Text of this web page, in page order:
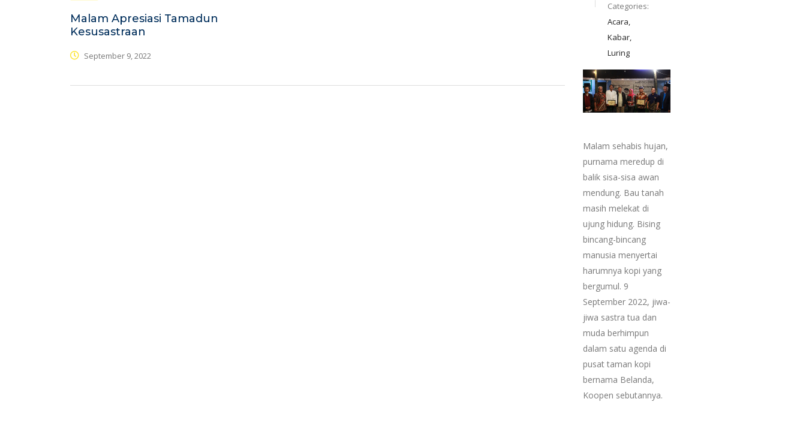
Malam Apresiasi Tamadun
Kesusastraan
September 9, 2022
Categories:
Acara,
Kabar,
Luring
Malam sehabis hujan,
purnama meredup di
balik sisa-sisa awan
mendung. Bau tanah
masih melekat di
ujung hidung. Bising
bincang-bincang
manusia menyertai
harumnya kopi yang
bergumul. 9
September 2022, jiwa-
jiwa sastra tua dan
muda berhimpun
dalam satu agenda di
pusat taman kopi
bernama Belanda,
Koopen sebutannya.